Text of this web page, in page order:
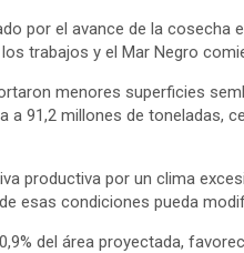
por el avance de la cosecha
trabajos y el Mar Negro
menores superficies
a 91,2 millones de toneladas,
productiva por un clima
esas condiciones pueda
del área proyectada,